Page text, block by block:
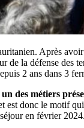
Après
de la défense des
2 ans dans 3
des métiers
est donc le motif
en février 2024.